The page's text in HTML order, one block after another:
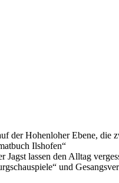
der Hohenloher Ebene,
Ilshofen“
lassen den Alltag
und